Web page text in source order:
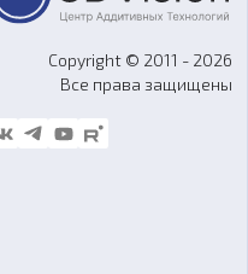
Copyright © 2011 - 2026
Все права защищены